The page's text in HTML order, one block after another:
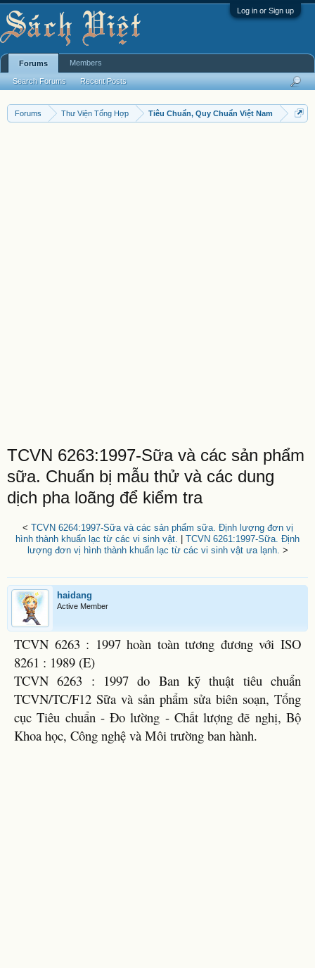
Log in or Sign up
Forums Thư Viện Tổng Hợp Tiêu Chuẩn, Quy Chuẩn Việt Nam
TCVN 6263:1997-Sữa và các sản phẩm
sữa. Chuẩn bị mẫu thử và các dung
dịch pha loãng để kiểm tra
< TCVN 6264:1997-Sữa và các sản phẩm sữa. Định lượng đơn vị
hình thành khuẩn lạc từ các vi sinh vật.
TCVN 6261:1997-Sữa. Định
lượng đơn vị hình thành khuẩn lạc từ các vi sinh vật ưa lạnh. >
haidang
Active Member
TCVN 6263 : 1997 hoàn toàn tương đương với ISO
8261 : 1989 (E)
TCVN 6263 : 1997 do Ban kỹ thuật tiêu chuẩn
TCVN/TC/F12 Sữa và sản phẩm sửa biên soạn, Tổng
cục Tiêu chuẩn - Đo lường - Chất lượng đẽ nghị, Bộ
Khoa học, Công nghệ và Môi trường ban hành.
Forums
Search Forums Recent Posts
Members